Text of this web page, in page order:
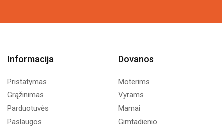
Informacija
Pristatymas
Grąžinimas
Parduotuvės
Paslaugos
Dovanos
Moterims
Vyrams
Mamai
Gimtadienio